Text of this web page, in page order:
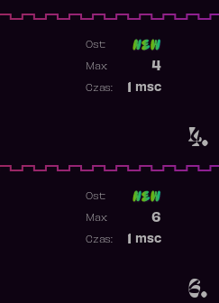
4.
Ost:
4
Max:
msc
Czas:
6.
Ost:
6
Max:
msc
Czas: